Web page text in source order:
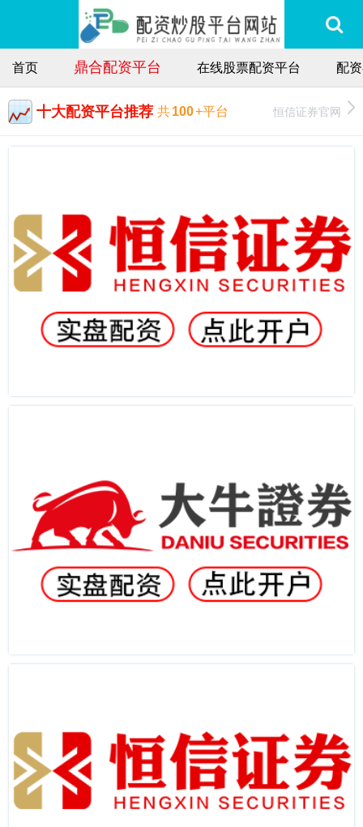
首页 鼎合配资平台 在线股票配资平台 配
十大配资平台推荐 共100+平台 恒信证券官网